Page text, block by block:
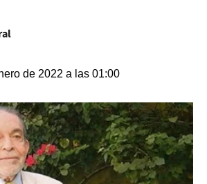
de 2022 a las 01:00